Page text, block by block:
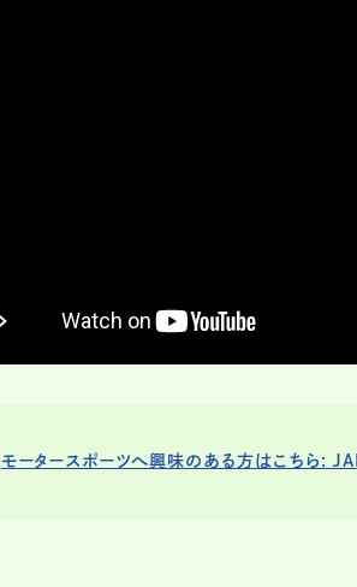
モータースポーツへ興味のある方はこちら: